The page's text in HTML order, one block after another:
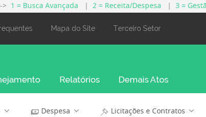
> 1 = Busca Avançada | 2 = Receita/Despesa | 3 =
Mapa do Site Terceiro Setor
Despesa Licitações e Contratos
Relatórios Demais Atos